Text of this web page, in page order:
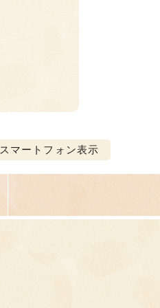
スマートフォン表示